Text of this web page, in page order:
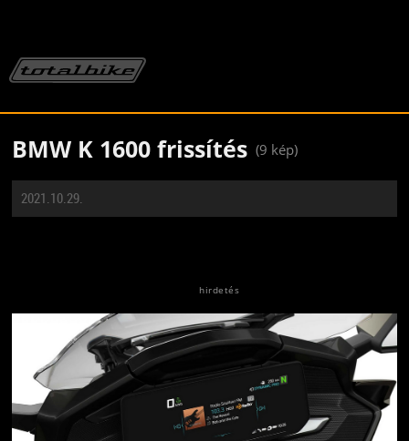
BMW K 1600 frissítés (9 kép)
2021.10.29.
Jön még kép!